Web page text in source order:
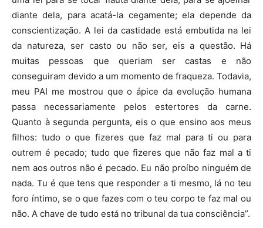
diante dela, para acatá-la cegamente; ela depende da
conscientização. A lei da castidade está embutida na lei
da natureza, ser casto ou não ser, eis a questão. Há
muitas pessoas que queriam ser castas e não
conseguiram devido a um momento de fraqueza. Todavia,
meu PAI me mostrou que o ápice da evolução humana
passa necessariamente pelos estertores da carne.
Quanto à segunda pergunta, eis o que ensino aos meus
filhos: tudo o que fizeres que faz mal para ti ou para
outrem é pecado; tudo que fizeres que não faz mal a ti
nem aos outros não é pecado. Eu não proíbo ninguém de
nada. Tu é que tens que responder a ti mesmo, lá no teu
foro íntimo, se o que fazes com o teu corpo te faz mal ou
não. A chave de tudo está no tribunal da tua consciência”.